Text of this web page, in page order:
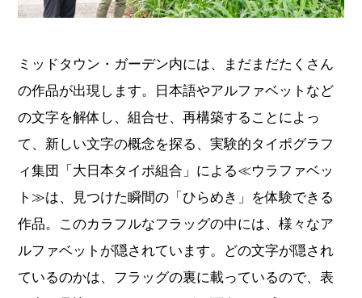
ミッドタウン・ガーデン内には、まだまだたくさん
の作品が出現します。日本語やアルファベットなど
の文字を解体し、組合せ、再構築することによっ
て、新しい文字の概念を探る、実験的タイポグラフ
ィ集団「大日本タイポ組合」による≪ウラファベッ
ト≫は、見つけた瞬間の「ひらめき」を体験できる
作品。このカラフルなフラッグの中には、様々なア
ルファベットが隠されています。どの文字が隠され
ているのかは、フラッグの裏に載っているので、表